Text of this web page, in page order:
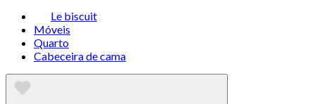
Le biscuit
Móveis
Quarto
Cabeceira de cama